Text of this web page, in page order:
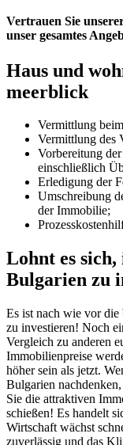
Vertrauen Sie
unser gesamtes
Haus und
meerblick
Vermittlung
Vermittlung des
Vorbereitung
einschließlich
Erledigung der
Umschreibung
der Immobilie;
Lohnt es
Bulgarien zu
Es ist nach wie vor
zu investieren! Noch
Vergleich zu anderen
Immobilienpreise
höher sein als jetzt.
Bulgarien
Sie die attraktiven
schießen! Es handelt
Wirtschaft wächst
zuverlässig und das